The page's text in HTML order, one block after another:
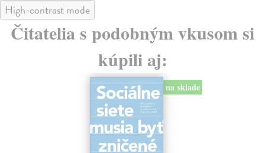
High-contrast mode
Čitatelia s podobným vkusom si
kúpili aj:
na sklade